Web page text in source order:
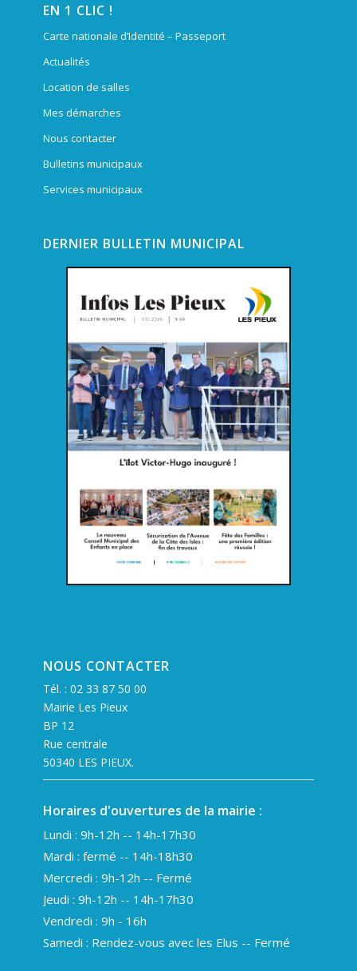
EN 1 CLIC !
Carte nationale d’Identité – Passeport
Actualités
Location de salles
Mes démarches
Nous contacter
Bulletins municipaux
Services municipaux
DERNIER BULLETIN MUNICIPAL
NOUS CONTACTER
Tél. : 02 33 87 50 00
Mairie Les Pieux
BP 12
Rue centrale
50340 LES PIEUX.
Horaires d'ouvertures de la mairie :
Lundi : 9h-12h -- 14h-17h30
Mardi : fermé -- 14h-18h30
Mercredi : 9h-12h -- Fermé
Jeudi : 9h-12h -- 14h-17h30
Vendredi : 9h - 16h
Samedi : Rendez-vous avec les Elus -- Fermé